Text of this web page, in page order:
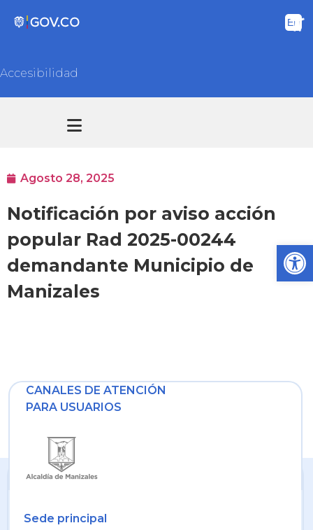
Accesibilidad
Agosto 28, 2025
Notificación por aviso acción
popular Rad 2025-00244
demandante Municipio de
Manizales
CANALES DE ATENCIÓN
PARA USUARIOS
Sede principal